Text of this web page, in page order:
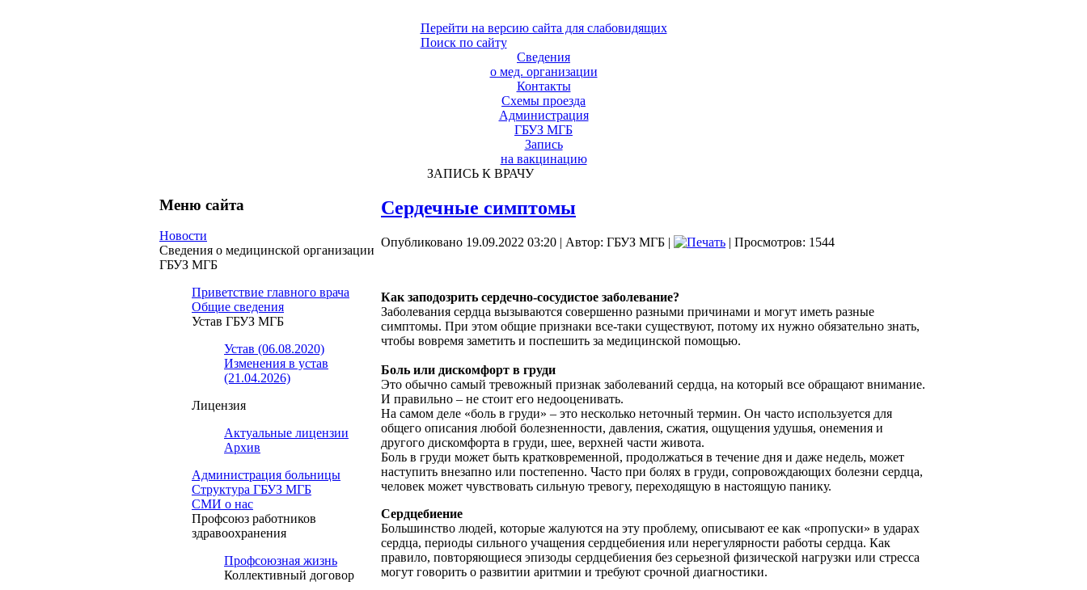
Перейти на версию сайта для слабовидящих
Поиск по сайту
Сведения
о мед. организации
Контакты
Схемы проезда
Администрация
ГБУЗ МГБ
Запись
на вакцинацию
ЗАПИСЬ К ВРАЧУ
Меню сайта
Новости
Сведения о медицинской организации
ГБУЗ МГБ
Приветствие главного врача
Общие сведения
Устав ГБУЗ МГБ
Устав (06.08.2020)
Изменения в устав
(21.04.2026)
Лицензия
Актуальные лицензии
Архив
Администрация больницы
Структура ГБУЗ МГБ
СМИ о нас
Профсоюз работников
здравоохранения
Профсоюзная жизнь
Коллективный договор
Сердечные симптомы
Опубликовано 19.09.2022 03:20 | Автор: ГБУЗ МГБ | | Просмотров: 1544
Как заподозрить сердечно-сосудистое заболевание?
Заболевания сердца вызываются совершенно разными причинами и могут иметь разные
симптомы. При этом общие признаки все-таки существуют, потому их нужно обязательно знать,
чтобы вовремя заметить и поспешить за медицинской помощью.
Боль или дискомфорт в груди
Это обычно самый тревожный признак заболеваний сердца, на который все обращают внимание.
И правильно – не стоит его недооценивать.
На самом деле «боль в груди» – это несколько неточный термин. Он часто используется для
общего описания любой болезненности, давления, сжатия, ощущения удушья, онемения и
другого дискомфорта в груди, шее, верхней части живота.
Боль в груди может быть кратковременной, продолжаться в течение дня и даже недель, может
наступить внезапно или постепенно. Часто при болях в груди, сопровождающих болезни сердца,
человек может чувствовать сильную тревогу, переходящую в настоящую панику.
Сердцебиение
Большинство людей, которые жалуются на эту проблему, описывают ее как «пропуски» в ударах
сердца, периоды сильного учащения сердцебиения или нерегулярности работы сердца. Как
правило, повторяющиеся эпизоды сердцебиения без серьезной физической нагрузки или стресса
могут говорить о развитии аритмии и требуют срочной диагностики.